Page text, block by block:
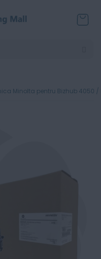
Minolta pentru Bizhub 4050 /